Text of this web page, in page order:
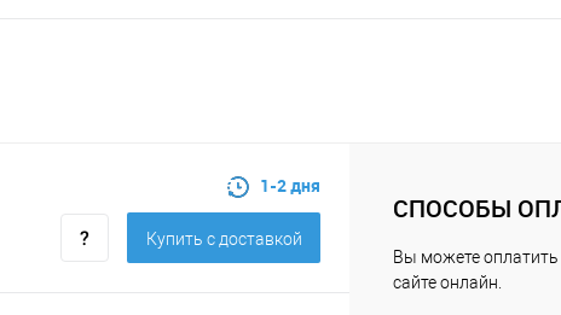
1-2 дня
Купить c доставкой
СПОСОБЫ
Вы можете оплатить
сайте онлайн.